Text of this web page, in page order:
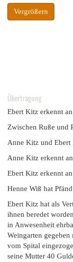
Vergrößern
Übertragung
Ebert Kitz erkennt
Zwischen Ruße und
Anne Kitz und Ebert
Anne Kitz erkennt
Ebert Kitz erkennt
Henne Wiß hat
Ebert Kitz hat als
ihnen beredet
in Anwesenheit
Weingarten
vom Spital
seine Mutter 40